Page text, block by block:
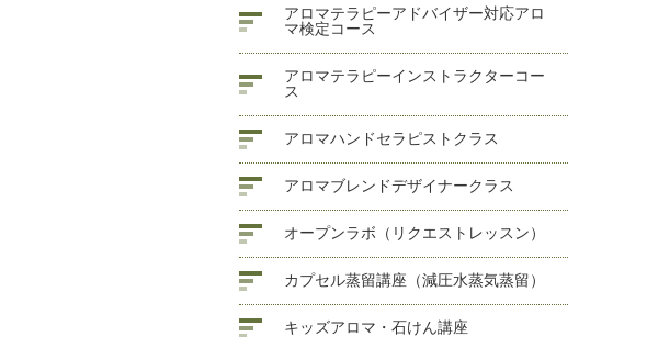
アロマテラピーアドバイザー対応アロ
マ検定コース
アロマテラピーインストラクターコー
ス
アロマハンドセラピストクラス
アロマブレンドデザイナークラス
オープンラボ（リクエストレッスン）
カプセル蒸留講座（減圧水蒸気蒸留）
キッズアロマ・石けん講座